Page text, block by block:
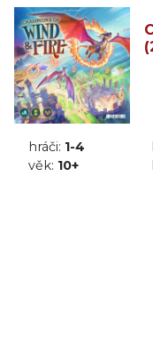
hráči: 1-4
věk: 10+